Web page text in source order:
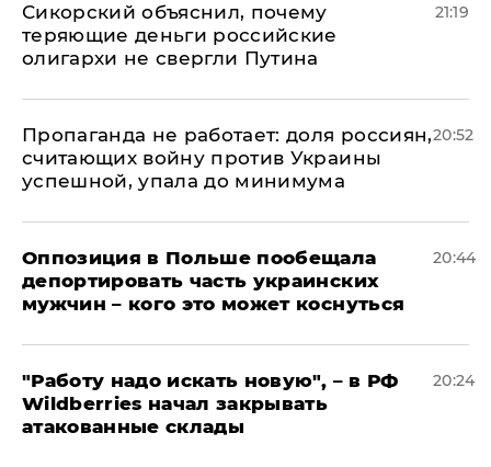
Сикорский объяснил, почему
теряющие деньги российские
олигархи не свергли Путина
21:19
​Пропаганда не работает: доля россиян,
считающих войну против Украины
успешной, упала до минимума
20:52
Оппозиция в Польше пообещала
депортировать часть украинских
мужчин – кого это может коснуться
20:44
"Работу надо искать новую", – в РФ
Wildberries начал закрывать
атакованные склады
20:24